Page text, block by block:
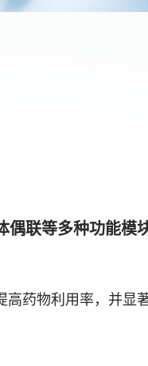
偶联等多种功能模
高药物利用率，并显